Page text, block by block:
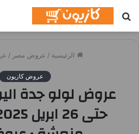
عن
الرئيسية / عروض مصر /
عروض كازيون